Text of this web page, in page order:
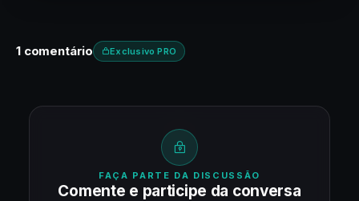
1 comentário Exclusivo PRO
FAÇA PARTE DA DISCUSSÃO
Comente e participe da conversa